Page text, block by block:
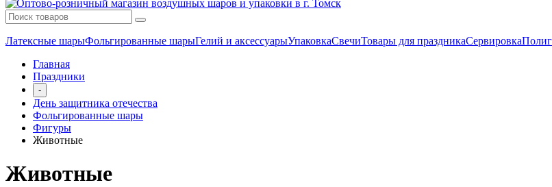
Латексные шарыФольгированные шарыГелий и аксессуарыУпаковкаСвечиТовары для праздникаСервировка
Главная
Праздники
-
День защитника отечества
Фольгированные шары
Фигуры
Животные
Животные